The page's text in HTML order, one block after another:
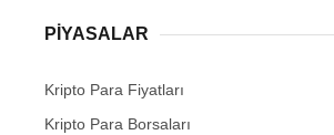
PIYASALAR
Kripto Para Fiyatları
Kripto Para Borsaları